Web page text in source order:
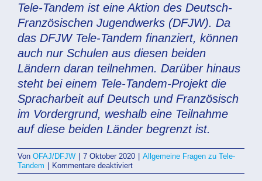
Tele-Tandem ist eine Aktion des Deutsch-
Französischen Jugendwerks (DFJW). Da
das DFJW Tele-Tandem finanziert, können
auch nur Schulen aus diesen beiden
Ländern daran teilnehmen. Darüber hinaus
steht bei einem Tele-Tandem-Projekt die
Spracharbeit auf Deutsch und Französisch
im Vordergrund, weshalb eine Teilnahme
auf diese beiden Länder begrenzt ist.
Von OFAJ/DFJW 7 Oktober 2020
Allgemeine Fragen zu Tele-
Tandem
Kommentare deaktiviertfür
Warum